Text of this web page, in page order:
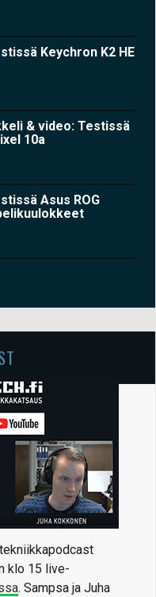
Keychron K2 HE
& video: Testissä
10a
Asus ROG
klo 15 live-
. Sampsa ja Juha